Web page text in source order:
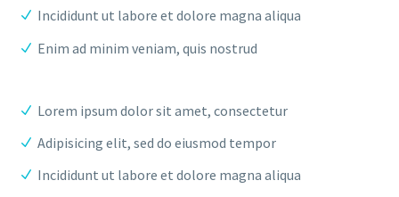
Incididunt ut labore et dolore magna aliqua
Enim ad minim veniam, quis nostrud
Lorem ipsum dolor sit amet, consectetur
Adipisicing elit, sed do eiusmod tempor
Incididunt ut labore et dolore magna aliqua